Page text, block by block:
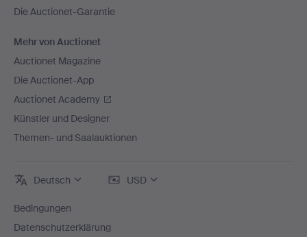
Die Auctionet-Garantie
Mehr von Auctionet
Auctionet Magazine
Die Auctionet-App
Auctionet Academy
Künstler und Designer
Themen- und Saalauktionen
Deutsch USD
Bedingungen
Datenschutzerklärung